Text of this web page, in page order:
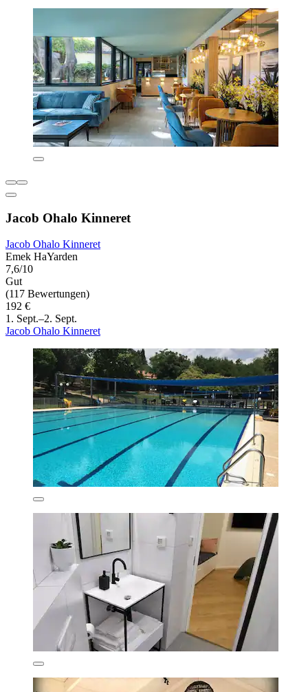
Jacob Ohalo Kinneret
Jacob Ohalo Kinneret
Emek HaYarden
7,6/10
Gut
(117 Bewertungen)
192 €
1. Sept.–2. Sept.
Jacob Ohalo Kinneret